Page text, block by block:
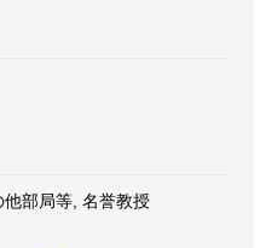
部局等, 名誉教授